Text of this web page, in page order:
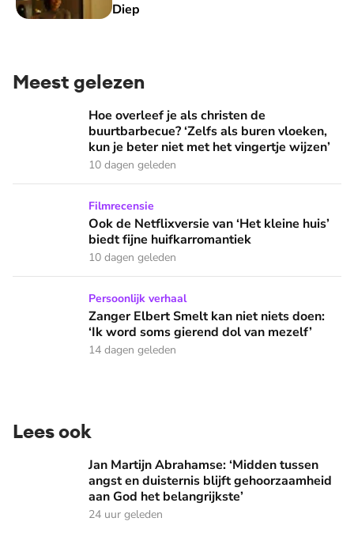
Diep
Meest gelezen
Hoe overleef je als christen de buurtbarbecue? ‘Zelfs als
Hoe overleef je als christen de
buurtbarbecue? ‘Zelfs als buren vloeken,
kun je beter niet met het vingertje wijzen’
10 dagen geleden
Ook de Netflixversie van ‘Het kleine huis’ biedt fijne
Filmrecensie
Ook de Netflixversie van ‘Het kleine huis’
biedt fijne huifkarromantiek
10 dagen geleden
Zanger Elbert Smelt kan niet niets doen: ‘Ik word soms
Persoonlijk verhaal
Zanger Elbert Smelt kan niet niets doen:
‘Ik word soms gierend dol van mezelf’
14 dagen geleden
Lees ook
Jan Martijn Abrahamse: ‘Midden tussen angst en
Jan Martijn Abrahamse: ‘Midden tussen
angst en duisternis blijft gehoorzaamheid
aan God het belangrijkste’
24 uur geleden